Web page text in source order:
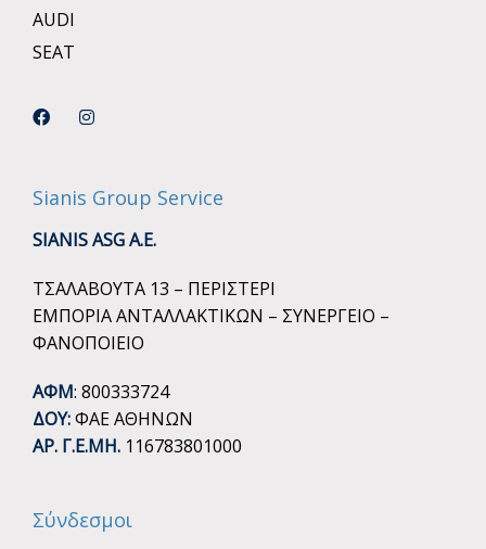
AUDI
SEAT
Sianis Group Service
SIANIS ASG A.E.
ΤΣΑΛΑΒΟΥΤΑ 13 – ΠΕΡΙΣΤΕΡΙ
ΕΜΠΟΡΙΑ ΑΝΤΑΛΛΑΚΤΙΚΩΝ – ΣΥΝΕΡΓΕΙΟ –
ΦΑΝΟΠΟΙΕΙΟ
ΑΦΜ: 800333724
ΔΟΥ:ΦΑΕ ΑΘΗΝΩΝ
ΑΡ. Γ.Ε.ΜΗ. 116783801000
Σύνδεσμοι